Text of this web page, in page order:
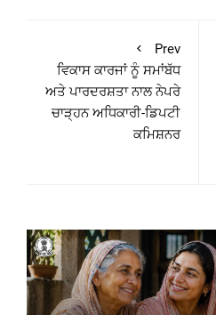
Prev
ਵਿਕਾਸ ਕਾਰਜਾਂ ਨੂੰ ਸਮਾਂਬੱਧ
ਅਤੇ ਪਾਰਦਰਸ਼ਤਾ ਨਾਲ ਨੇਪਰੇ
ਚਾੜ੍ਹਨ ਅਧਿਕਾਰੀ-ਡਿਪਟੀ
ਕਮਿਸ਼ਨਰ